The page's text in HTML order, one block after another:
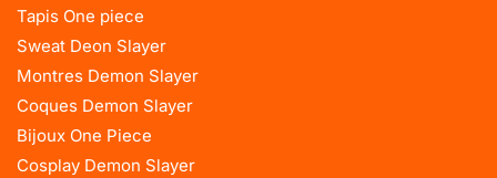
Tapis One piece
Sweat Deon Slayer
Montres Demon Slayer
Coques Demon Slayer
Bijoux One Piece
Cosplay Demon Slayer